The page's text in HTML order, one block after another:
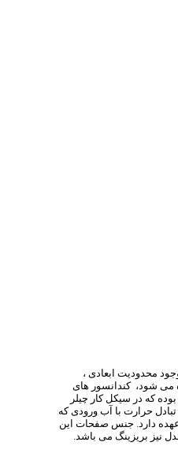
محدودیت ابعادی ،
می شود، کندانسور های
که در سیکل کار چیلر
حرارت با آب ورودی که
عهده دارد. جنس صفحات این
نیز بریزینگ می باشد.